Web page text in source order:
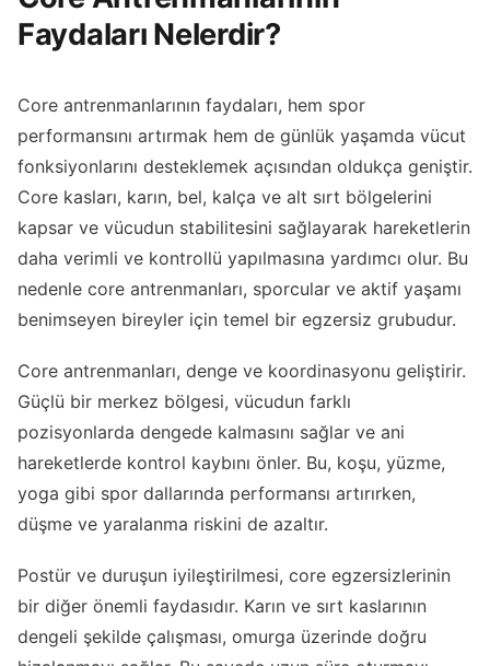
Faydaları Nelerdir?
Core antrenmanlarının faydaları, hem spor
performansını artırmak hem de günlük yaşamda vücut
fonksiyonlarını desteklemek açısından oldukça geniştir.
Core kasları, karın, bel, kalça ve alt sırt bölgelerini
kapsar ve vücudun stabilitesini sağlayarak hareketlerin
daha verimli ve kontrollü yapılmasına yardımcı olur. Bu
nedenle core antrenmanları, sporcular ve aktif yaşamı
benimseyen bireyler için temel bir egzersiz grubudur.
Core antrenmanları, denge ve koordinasyonu geliştirir.
Güçlü bir merkez bölgesi, vücudun farklı
pozisyonlarda dengede kalmasını sağlar ve ani
hareketlerde kontrol kaybını önler. Bu, koşu, yüzme,
yoga gibi spor dallarında performansı artırırken,
düşme ve yaralanma riskini de azaltır.
Postür ve duruşun iyileştirilmesi, core egzersizlerinin
bir diğer önemli faydasıdır. Karın ve sırt kaslarının
dengeli şekilde çalışması, omurga üzerinde doğru